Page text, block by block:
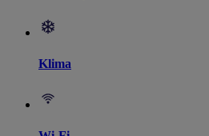
Klima